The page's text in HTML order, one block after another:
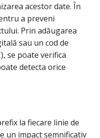
acestor date. În
a preveni
Prin adăugarea
sau un cod de
se poate verifica
detecta orice
la fiecare linie de
un impact semnificativ